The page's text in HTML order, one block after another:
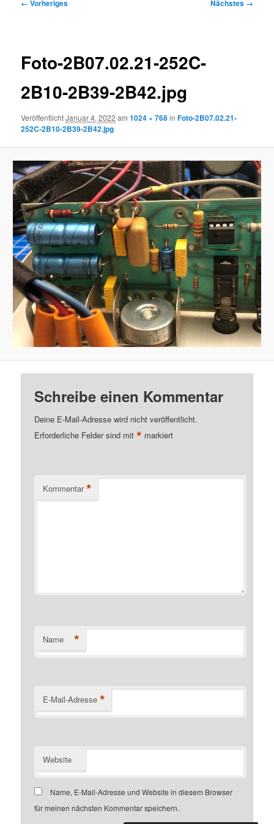
← Vorheriges Nächstes →
Foto-2B07.02.21-252C-
2B10-2B39-2B42.jpg
VeröffentlichtJanuar 4, 2022 am1024 × 768inFoto-2B07.02.21-
252C-2B10-2B39-2B42.jpg
Schreibe einen Kommentar
Deine E-Mail-Adresse wird nicht veröffentlicht.
Erforderliche Felder sind mit* markiert
Kommentar *
Name *
E-Mail-Adresse *
Website
Name, E-Mail-Adresse und Website in diesem Browser
für meinen nächsten Kommentar speichern.